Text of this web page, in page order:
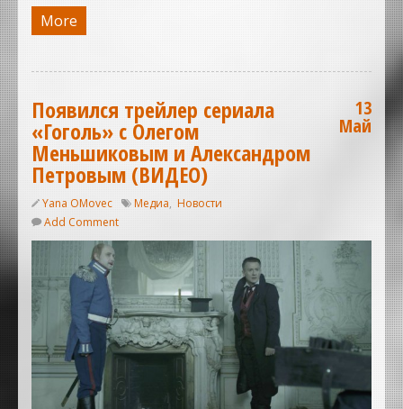
More
Появился трейлер сериала
«Гоголь» с Олегом
Меньшиковым и Александром
Петровым (ВИДЕО)
Yana OMovec Медиа, Новости
Add Comment
13
Май